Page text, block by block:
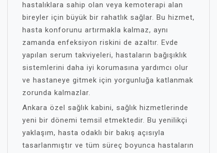
hastalıklara sahip olan veya kemoterapi alan
bireyler için büyük bir rahatlık sağlar. Bu hizmet,
hasta konforunu artırmakla kalmaz, aynı
zamanda enfeksiyon riskini de azaltır. Evde
yapılan serum takviyeleri, hastaların bağışıklık
sistemlerini daha iyi korumasına yardımcı olur
ve hastaneye gitmek için yorgunluğa katlanmak
zorunda kalmazlar.
Ankara özel sağlık kabini, sağlık hizmetlerinde
yeni bir dönemi temsil etmektedir. Bu yenilikçi
yaklaşım, hasta odaklı bir bakış açısıyla
tasarlanmıştır ve tüm süreç boyunca hastaların